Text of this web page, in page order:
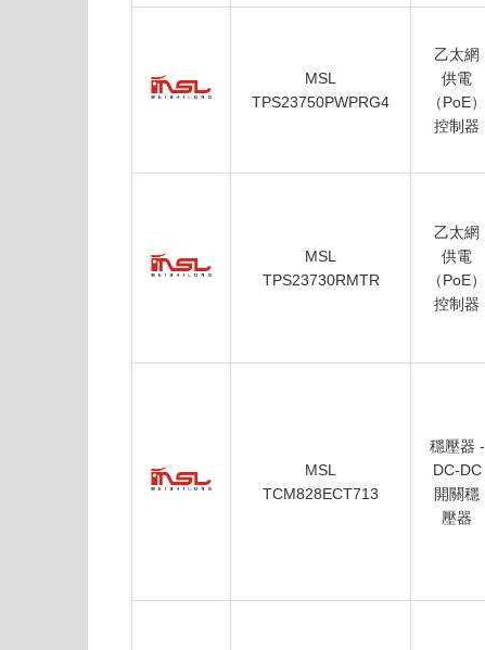
MSL
TPS23750PWPRG4
乙太網
供電
（PoE）
控制器
MSL
TPS23730RMTR
乙太網
供電
（PoE）
控制器
MSL
TCM828ECT713
穩壓器 -
DC-DC
開關穩
壓器